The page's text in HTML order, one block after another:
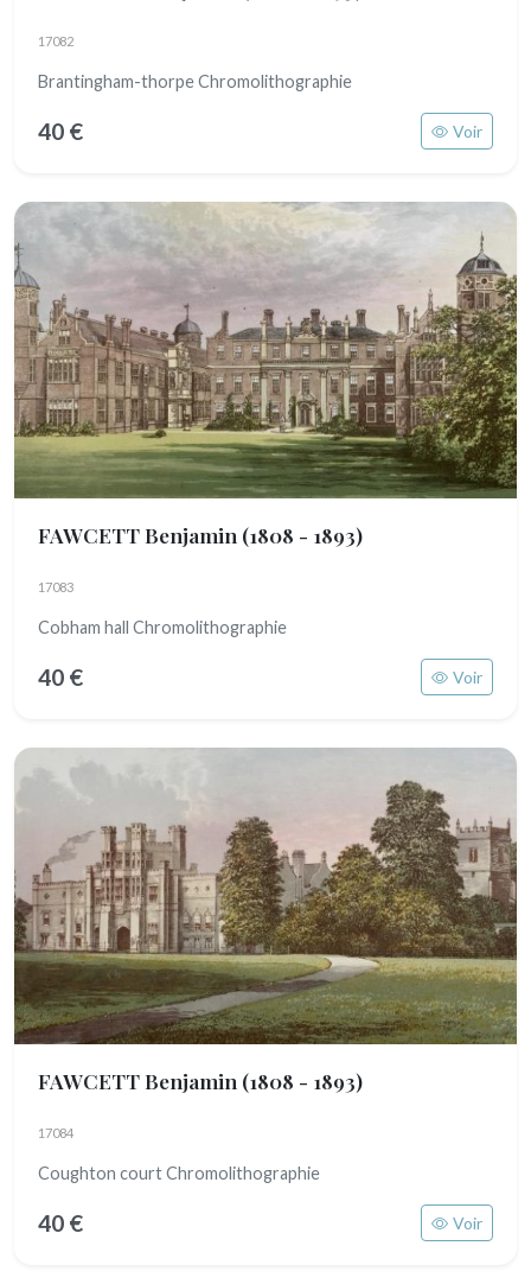
17082
Brantingham-thorpe Chromolithographie
40 € Voir
FAWCETT Benjamin (1808 - 1893)
17083
Cobham hall Chromolithographie
40 € Voir
FAWCETT Benjamin (1808 - 1893)
17084
Coughton court Chromolithographie
40 € Voir